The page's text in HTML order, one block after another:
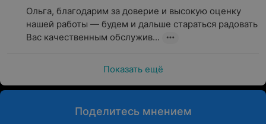
Ольга, благодарим за доверие и высокую оценку
нашей работы — будем и дальше стараться радовать
Вас качественным обслужив...
Показать ещё
Поделитесь мнением